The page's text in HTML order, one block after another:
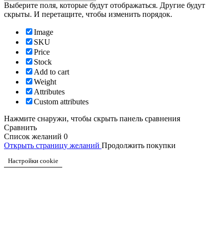
Выберите поля, которые будут отображаться. Другие будут
скрыты. И перетащите, чтобы изменить порядок.
Image
SKU
Price
Stock
Add to cart
Weight
Attributes
Custom attributes
Нажмите снаружи, чтобы скрыть панель сравнения
Сравнить
Список желаний 0
Открыть страницу желаний Продолжить покупки
Настройки cookie